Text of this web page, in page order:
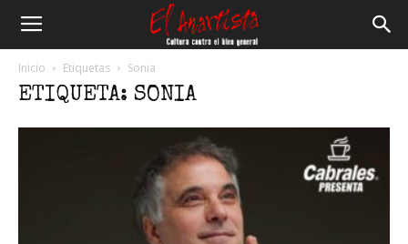
Inicio Etiquetas Sonia
ETIQUETA: SONIA